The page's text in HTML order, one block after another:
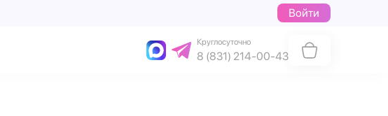
Войти
Круглосуточно
8 (831) 214-00-43